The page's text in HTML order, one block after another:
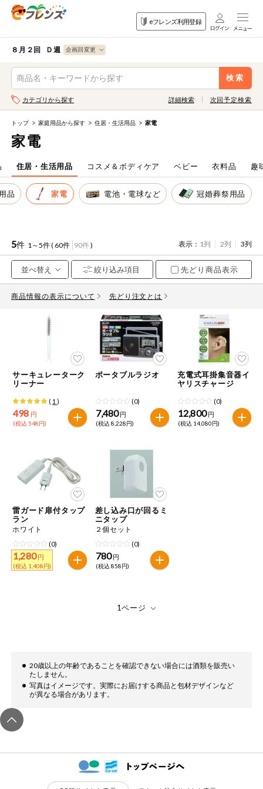
eフレンズ利用登録
ログイン
生協加入はこちら
eフレンズとは
登録から開始まで
注文番号注文
お気に入り注文
注文履歴注文
WEBカタログ
先着限定から探す
人気カテゴリ
家庭用品から探す
生協独自
自動注文システム登録
自動注文システム登録を確認する
くらしの定番品（毎週企画）
専門ショップサイト
パルコープ・よどがわ生協の情報サイト
８月２回 Ｄ週
検索
食品
から探す
目的
から探す
果物
野菜
肉・ハム・ソ
ーセージ
魚介・加工品
米・雑穀など
パン・ジャム
豆腐・納豆・
こんにゃく
ミールキット
など
麺類
レトルト・缶
詰・瓶詰
調味料・だ
し・油・ルー
おやつ
ティッシュ・
トイレットペ
ーパー
衛生・生理用
品
果物すべて
カテゴリから探す 詳細検索
検索条件を指定してください。全項目に条件を指定しなくて
も検索できます。
キーワード
キーワードをすべて含む
メーカー名
カテゴリ
アレルゲン情報
特定原材料と特定原材料に準ずるものが含まれていない商品
を検索できます。
小麦 卵
落花生 かに
特定原材料に準ずるもの
アーモンド あわび
牛肉
鶏肉 バナナ 豚肉
アレルゲン情報は、商品企画時の情報のため、ご使用前には
次回予定検索
トップ 家庭用品から探す 住居・生活用品 家電
家電
住居・生活用品 コスメ＆ボディケア ベビー 衣料品 趣
品 家電 電池・電球など 冠婚葬祭用品
5件 1～5件 ( 60件 90件) 表示： 1列 2列 3列
先どり商品表示
商品情報の表示について 先どり注文とは
サーキュレーターク
リーナー
( 1 )
498 円
(税込 548円)
ポータブルラジオ
(0)
7,480 円
(税込 8,228円)
充電式耳掛集音器イ
ヤリスチャージ
(0)
12,800 円
(税込 14,080円)
雷ガード扉付タップ
ラン
ホワイト
(0)
1,280 円
(税込 1,408円)
差し込み口が回るミ
ニタップ
２個セット
(0)
780 円
(税込 858円)
20歳以上の年齢であることを確認できない場合には酒類を販売い
たしません。
写真はイメージです。実際にお届けする商品と包材デザインなど
が異なる場合があリます。